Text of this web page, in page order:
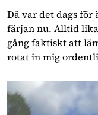
Då var det dags
färjan nu. Alltid
gång faktiskt att
rotat in mig